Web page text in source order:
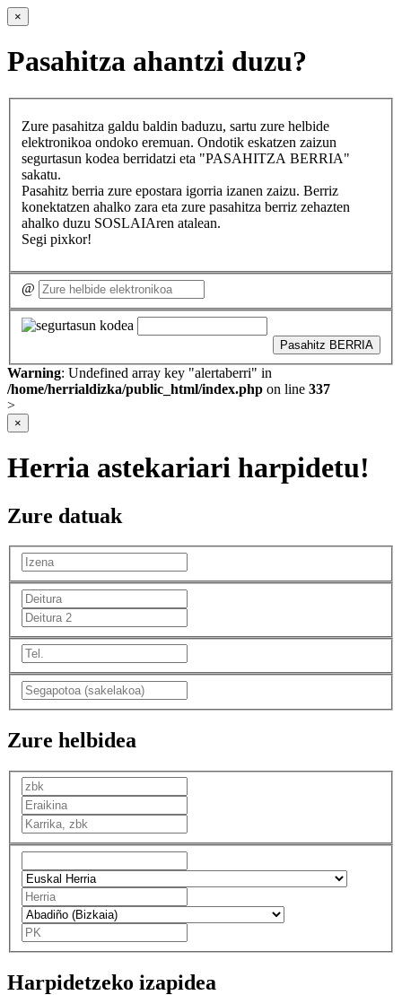
×
Pasahitza ahantzi duzu?
Zure pasahitza galdu baldin baduzu, sartu zure helbide
elektronikoa ondoko eremuan. Ondotik eskatzen zaizun
segurtasun kodea berridatzi eta "PASAHITZA BERRIA"
sakatu.
Pasahitz berria zure epostara igorria izanen zaizu. Berriz
konektatzen ahalko zara eta zure pasahitza berriz zehazten
ahalko duzu SOSLAIAren atalean.
Segi pixkor!
@
Pasahitz BERRIA
Warning: Undefined array key "alertaberri" in
/home/herrialdizka/public_html/index.php on line 337
>
×
Herria astekariari harpidetu!
Zure datuak
Zure helbidea
Harpidetzeko izapidea